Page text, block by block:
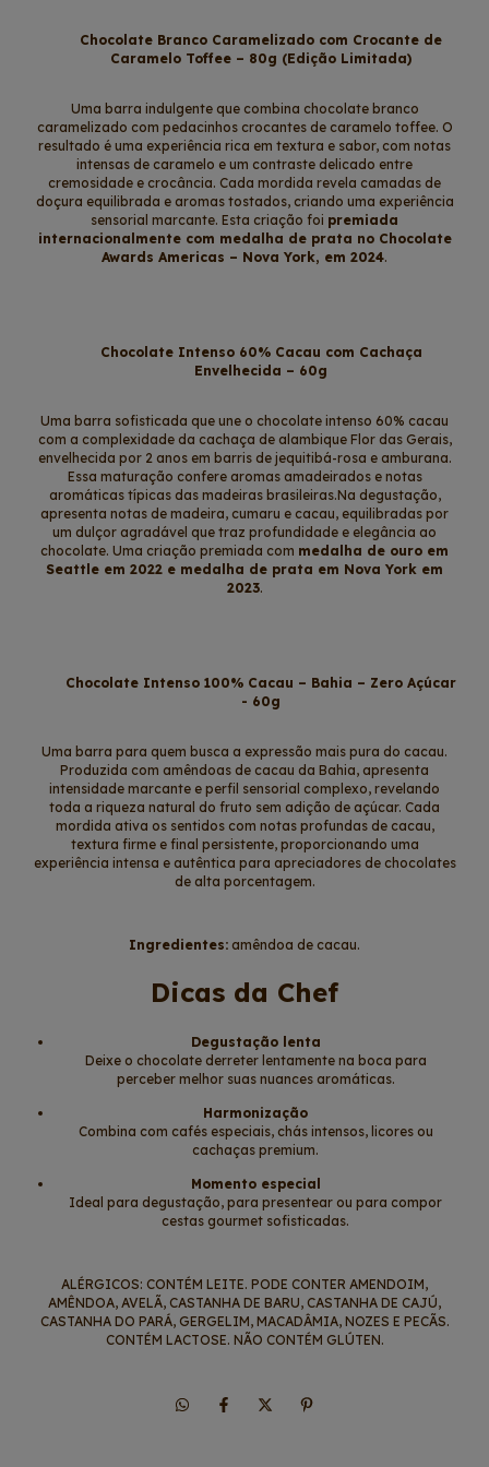
Chocolate Branco Caramelizado com Crocante de
Caramelo Toffee – 80g (Edição Limitada)
Uma barra indulgente que combina chocolate branco
caramelizado com pedacinhos crocantes de caramelo toffee. O
resultado é uma experiência rica em textura e sabor, com notas
intensas de caramelo e um contraste delicado entre
cremosidade e crocância. Cada mordida revela camadas de
doçura equilibrada e aromas tostados, criando uma experiência
sensorial marcante. Esta criação foi premiada
internacionalmente com medalha de prata no Chocolate
Awards Americas – Nova York, em 2024.
Chocolate Intenso 60% Cacau com Cachaça
Envelhecida – 60g
Uma barra sofisticada que une o chocolate intenso 60% cacau
com a complexidade da cachaça de alambique Flor das Gerais,
envelhecida por 2 anos em barris de jequitibá-rosa e amburana.
Essa maturação confere aromas amadeirados e notas
aromáticas típicas das madeiras brasileiras.Na degustação,
apresenta notas de madeira, cumaru e cacau, equilibradas por
um dulçor agradável que traz profundidade e elegância ao
chocolate. Uma criação premiada com medalha de ouro em
Seattle em 2022 e medalha de prata em Nova York em
2023.
Chocolate Intenso 100% Cacau – Bahia – Zero Açúcar
- 60g
Uma barra para quem busca a expressão mais pura do cacau.
Produzida com amêndoas de cacau da Bahia, apresenta
intensidade marcante e perfil sensorial complexo, revelando
toda a riqueza natural do fruto sem adição de açúcar. Cada
mordida ativa os sentidos com notas profundas de cacau,
textura firme e final persistente, proporcionando uma
experiência intensa e autêntica para apreciadores de chocolates
de alta porcentagem.
Ingredientes: amêndoa de cacau.
Dicas da Chef
Degustação lenta
Deixe o chocolate derreter lentamente na boca para
perceber melhor suas nuances aromáticas.
Harmonização
Combina com cafés especiais, chás intensos, licores ou
cachaças premium.
Momento especial
Ideal para degustação, para presentear ou para compor
cestas gourmet sofisticadas.
ALÉRGICOS: CONTÉM LEITE. PODE CONTER AMENDOIM,
AMÊNDOA, AVELÃ, CASTANHA DE BARU, CASTANHA DE CAJÚ,
CASTANHA DO PARÁ, GERGELIM, MACADÂMIA, NOZES E PECÃS.
CONTÉM LACTOSE. NÃO CONTÉM GLÚTEN.